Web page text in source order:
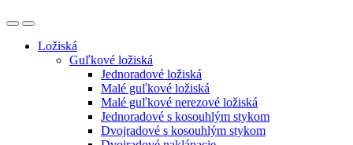
Ložiská
Guľkové ložiská
Jednoradové ložiská
Malé guľkové ložiská
Malé guľkové nerezové ložiská
Jednoradové s kosouhlým stykom
Dvojradové s kosouhlým stykom